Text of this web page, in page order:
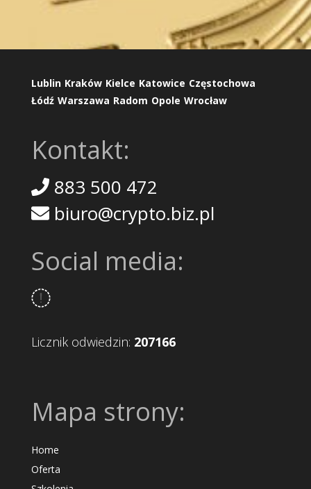
Lublin Kraków Kielce Katowice Częstochowa
Łódź Warszawa Radom Opole Wrocław
Kontakt:
883 500 472
biuro@crypto.biz.pl
Social media:
Licznik odwiedzin: 207166
Mapa strony:
Home
Oferta